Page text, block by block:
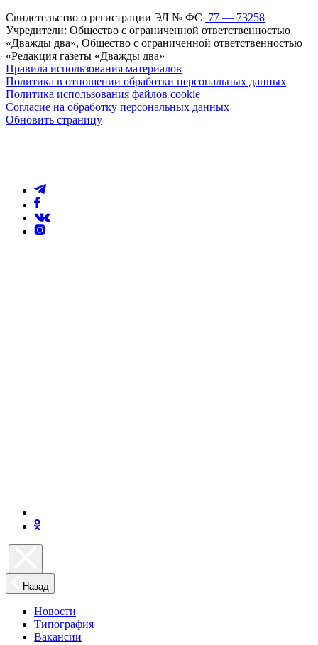
Свидетельство о регистрации ЭЛ № ФС 77 — 73258
Учредители: Общество с ограниченной ответственностью
«Дважды два», Общество с ограниченной ответственностью
«Редакция газеты «Дважды два»
Правила использования материалов
Политика в отношении обработки персональных данных
Политика использования файлов cookie
Согласие на обработку персональных данных
Обновить страницу
Назад
Новости
Типография
Вакансии